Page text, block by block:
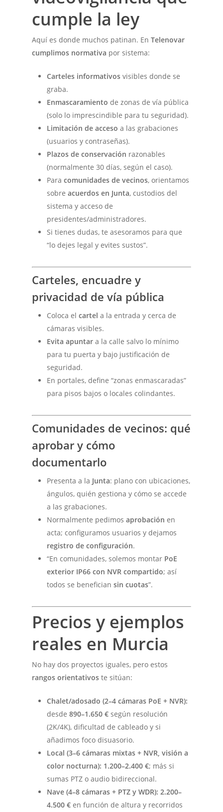
cumple la ley
Aquí es donde muchos patinan. EnTelenovar
cumplimos normativa por sistema:
Carteles informativos visibles donde se
graba.
Enmascaramiento de zonas de vía pública
(solo lo imprescindible para tu seguridad).
Limitación de acceso a las grabaciones
(usuarios y contraseñas).
Plazos de conservación razonables
(normalmente 30 días, según el caso).
Paracomunidades de vecinos, orientamos
sobreacuerdos en Junta, custodios del
sistema y acceso de
presidentes/administradores.
Si tienes dudas, te asesoramos para que
“lo dejes legal y evites sustos”.
Carteles, encuadre y
privacidad de vía pública
Coloca elcartel a la entrada y cerca de
cámaras visibles.
Evita apuntar a la calle salvo lo mínimo
para tu puerta y bajo justificación de
seguridad.
En portales, define “zonas enmascaradas”
para pisos bajos o locales colindantes.
Comunidades de vecinos: qué
aprobar y cómo
documentarlo
Presenta a la Junta: plano con ubicaciones,
ángulos, quién gestiona y cómo se accede
a las grabaciones.
Normalmente pedimosaprobación en
acta; configuramos usuarios y dejamos
registro de configuración.
“En comunidades, solemos montar PoE
exterior IP66 con NVR compartido; así
todos se beneficiansin cuotas”.
Precios y ejemplos
reales en Murcia
No hay dos proyectos iguales, pero estos
rangos orientativos te sitúan:
Chalet/adosado (2–4 cámaras PoE + NVR):
desde890–1.650 € según resolución
(2K/4K), dificultad de cableado y si
añadimos foco disuasorio.
Local (3–6 cámaras mixtas + NVR, visión a
color nocturna): 1.200–2.400 €; más si
sumas PTZ o audio bidireccional.
Nave (4–8 cámaras + PTZ y WDR): 2.200–
4.500 € en función de altura y recorridos